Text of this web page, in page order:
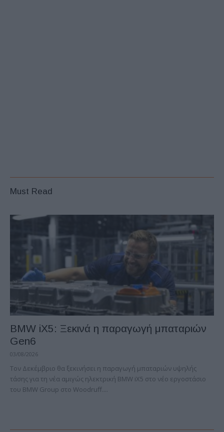
Must Read
BMW iX5: Ξεκινά η παραγωγή μπαταριών
Gen6
03/08/2026
Τον Δεκέμβριο θα ξεκινήσει η παραγωγή μπαταριών υψηλής
τάσης για τη νέα αμιγώς ηλεκτρική BMW iX5 στο νέο εργοστάσιο
του BMW Group στο Woodruff....